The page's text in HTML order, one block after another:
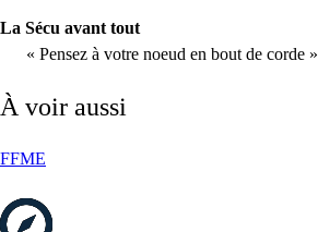
La Sécu avant tout
« Pensez à votre noeud en bout de corde »
À voir aussi
FFME